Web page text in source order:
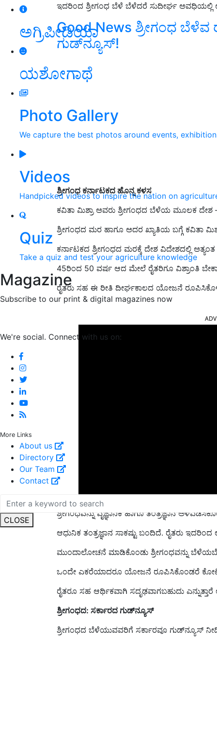
ಅಗ್ರಿಪೀಡಿಯಾ
ಯಶೋಗಾಥೆ
Photo Gallery
We capture the best photos around events,
Videos
Handpicked videos to inspire the nation on
Quiz
Take a quiz and test your agriculture knowledge
Magazine
Subscribe to our print & digital magazines now
We're social. Connect with us on:
More Links
About us
Directory
Our Team
Contact
CLOSE
ಇದರಿಂದ ಶ್ರೀಗಂಧ ಬೆಳೆ ಬೆಳೆದರೆ ಸುದೀರ್ಘ
Good News ಶ್ರೀಗಂಧ ಬೆಳೆವ
ಗುಡ್‌ನ್ಯೂಸ್‌!
ಶ್ರೀಗಂಧ ಕರ್ನಾಟಕದ ಹೊನ್ನ ಕಳಸ
ಕವಿತಾ ಮಿಶ್ರಾ ಅವರು ಶ್ರೀಗಂಧದ ಬೆಳೆಯ ಮೂಲಕ ದೇಶ –
ಶ್ರೀಗಂಧದ ಮರ ಹಾಗೂ ಅದರ ಖ್ಯಾತಿಯ ಬಗ್ಗೆ ಕವಿತಾ
ಕರ್ನಾಟಕದ ಶ್ರೀಗಂಧದ ಮರಕ್ಕೆ ದೇಶ ವಿದೇಶದಲ್ಲಿ
45ರಿಂದ 50 ವರ್ಷ ಆದ ಮೇಲೆ ರೈತರಿಗೂ ವಿಶ್ರಾಂತಿ
ರೈತರು ಸಹ ಈ ರೀತಿ ದೀರ್ಘಕಾಲದ ಯೋಜನೆ
ಶ್ರೀಗಂಧವನ್ನು ವೈಜ್ಞಾನಿಕ ಹಾಗೂ ತಂತ್ರಜ್ಞಾನ
ಆಧುನಿಕ ತಂತ್ರಜ್ಞಾನ ಸಾಕಷ್ಟು ಬಂದಿದೆ. ರೈತರು
ಮುಂದಾಲೋಚನೆ ಮಾಡಿಕೊಂಡು ಶ್ರೀಗಂಧವನ್ನು
ಒಂದೇ ಎಕರೆಯಾದರೂ ಯೋಜನೆ ರೂಪಿಸಿಕೊಂಡರೆ
ಶ್ರೀಗಂಧದ: ಸರ್ಕಾರದ ಗುಡ್‌ನ್ಯೂಸ್‌
ಶ್ರೀಗಂಧದ ಬೆಳೆಯುವವರಿಗೆ ಸರ್ಕಾರವೂ ಗುಡ್‌ನ್ಯೂಸ್‌